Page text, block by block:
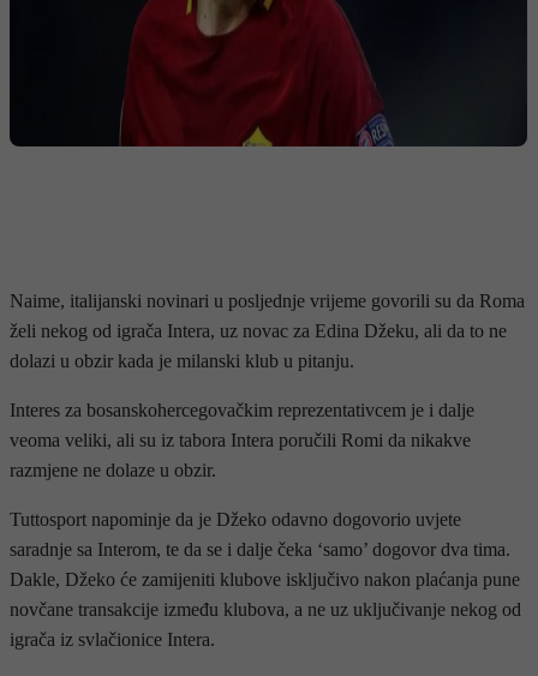
Naime, italijanski novinari u posljednje vrijeme govorili su da Roma
želi nekog od igrača Intera, uz novac za Edina Džeku, ali da to ne
dolazi u obzir kada je milanski klub u pitanju.
Interes za bosanskohercegovačkim reprezentativcem je i dalje
veoma veliki, ali su iz tabora Intera poručili Romi da nikakve
razmjene ne dolaze u obzir.
Tuttosport napominje da je Džeko odavno dogovorio uvjete
saradnje sa Interom, te da se i dalje čeka ‘samo’ dogovor dva tima.
Dakle, Džeko će zamijeniti klubove isključivo nakon plaćanja pune
novčane transakcije između klubova, a ne uz uključivanje nekog od
igrača iz svlačionice Intera.